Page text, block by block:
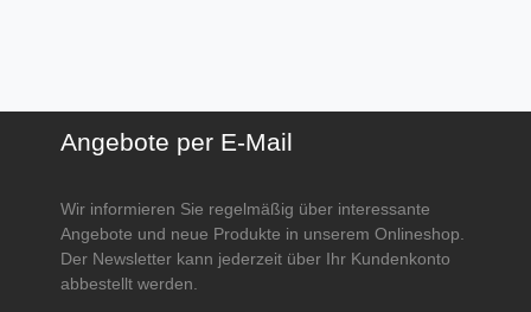
Angebote per E-Mail
Wir informieren Sie regelmäßig über interessante
Angebote und neue Produkte in unserem Onlineshop.
Der Newsletter kann jederzeit über Ihr Kundenkonto
abbestellt werden.